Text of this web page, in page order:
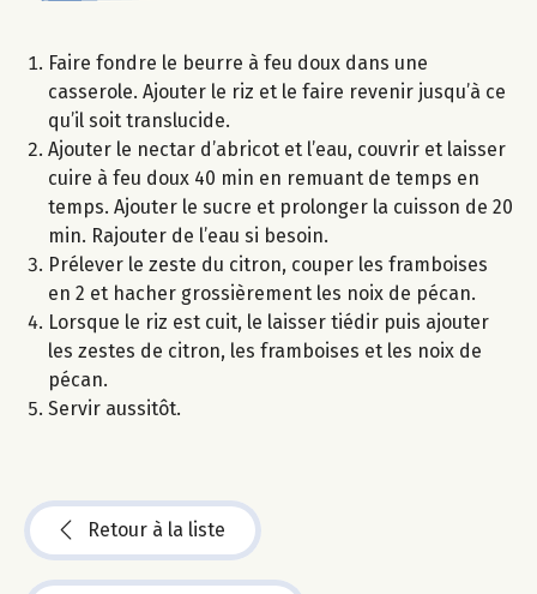
Faire fondre le beurre à feu doux dans une
casserole. Ajouter le riz et le faire revenir jusqu’à ce
qu’il soit translucide.
Ajouter le nectar d’abricot et l’eau, couvrir et laisser
cuire à feu doux 40 min en remuant de temps en
temps. Ajouter le sucre et prolonger la cuisson de 20
min. Rajouter de l’eau si besoin.
Prélever le zeste du citron, couper les framboises
en 2 et hacher grossièrement les noix de pécan.
Lorsque le riz est cuit, le laisser tiédir puis ajouter
les zestes de citron, les framboises et les noix de
pécan.
Servir aussitôt.
Retour à la liste